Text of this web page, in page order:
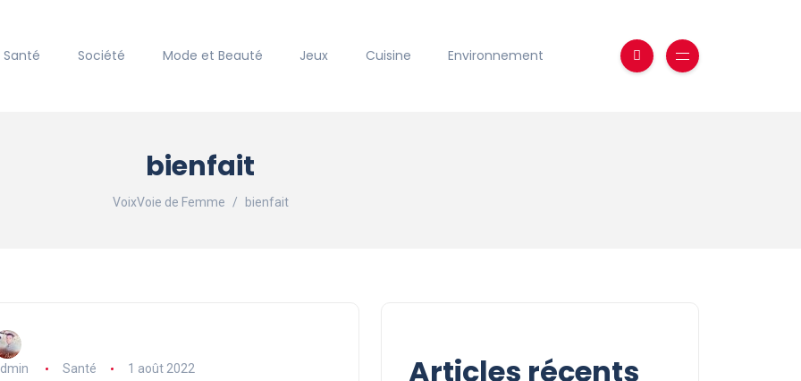
Santé Société Mode et Beauté Jeux Cuisine Environnement
bienfait
VoixVoie de Femme bienfait
Santé 1 août 2022 Articles récents